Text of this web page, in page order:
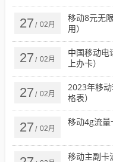
27 / 02月
移动8元无
用）
27 / 02月
中国移动电
上办卡）
27 / 02月
2023年移
格表）
27 / 02月
移动4g流量
移动主副卡